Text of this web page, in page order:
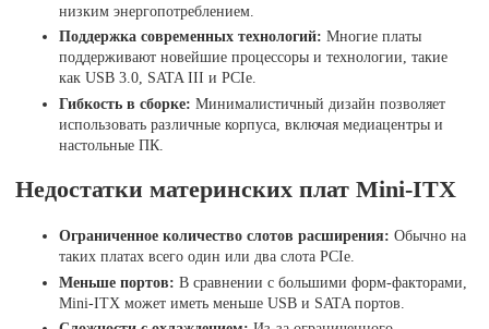
низким энергопотреблением.
Поддержка современных технологий: Многие платы
поддерживают новейшие процессоры и технологии, такие
как USB 3.0, SATA III и PCIe.
Гибкость в сборке: Минималистичный дизайн позволяет
использовать различные корпуса, включая медиацентры и
настольные ПК.
Недостатки материнских плат Mini-ITX
Ограниченное количество слотов расширения: Обычно на
таких платах всего один или два слота PCIe.
Меньше портов: В сравнении с большими форм-факторами,
Mini-ITX может иметь меньше USB и SATA портов.